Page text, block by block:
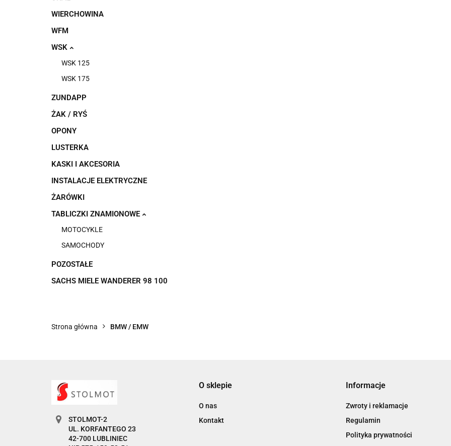
WIERCHOWINA
WFM
WSK
WSK 125
WSK 175
ZUNDAPP
ŻAK / RYŚ
OPONY
LUSTERKA
KASKI I AKCESORIA
INSTALACJE ELEKTRYCZNE
ŻARÓWKI
TABLICZKI ZNAMIONOWE
MOTOCYKLE
SAMOCHODY
POZOSTAŁE
SACHS MIELE WANDERER 98 100
Strona główna BMW / EMW
STOLMOT-2
UL. KORFANTEGO 23
42-700 LUBLINIEC
O sklepie
O nas
Kontakt
Informacje
Zwroty i reklamacje
Regulamin
Polityka prywatności